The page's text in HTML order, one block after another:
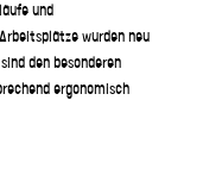
und
wurden neu
den besonderen
ergonomisch